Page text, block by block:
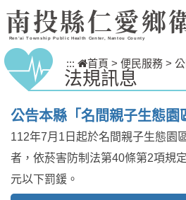
跳到主要內容區塊
南投縣仁愛鄉
Ren’ai Township Public Health Center, Nantou County
::: 首頁 > 便民服務 >
法規訊息
公告本縣「名間親子生態園
112年7月1日起於名間親子生態園
者，依菸害防制法第40條第2項規
元以下罰鍰。